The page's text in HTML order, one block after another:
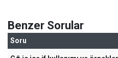
Benzer Sorular
Soru